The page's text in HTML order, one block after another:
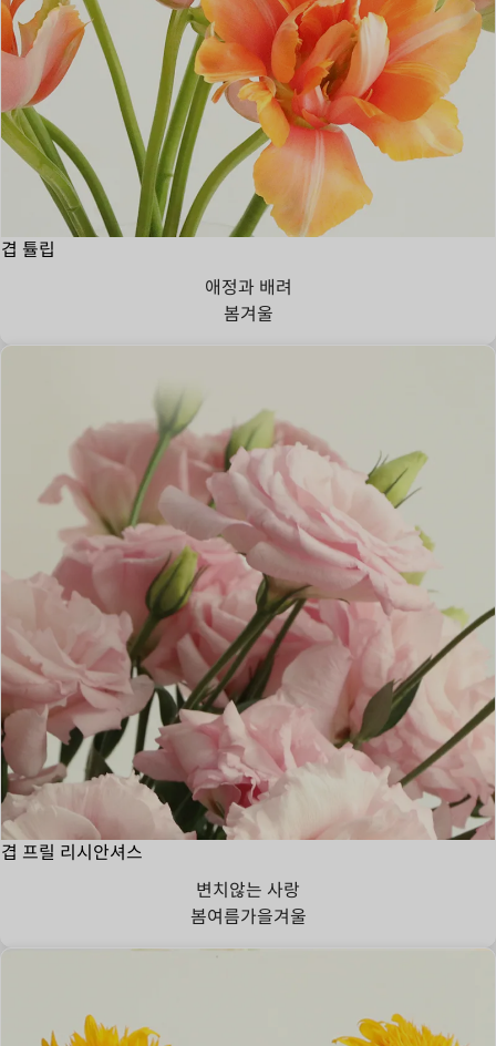
겹 튤립
애정과 배려
봄겨울
겹 프릴 리시안셔스
변치않는 사랑
봄여름가을겨울